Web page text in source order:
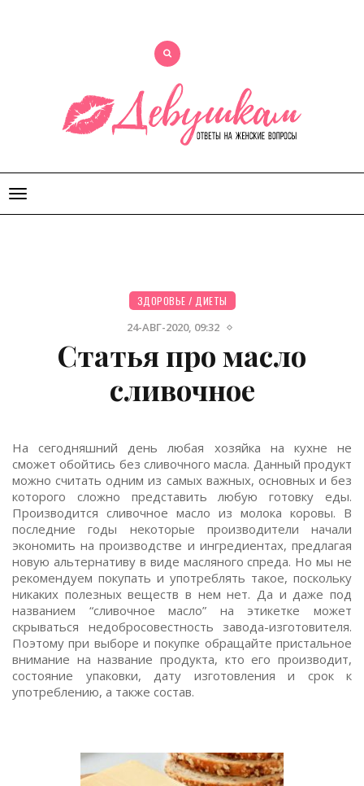
Открыть
меню
ЗДОРОВЬЕ / ДИЕТЫ
24-АВГ-2020, 09:32
Статья про масло
сливочное
На сегодняшний день любая хозяйка на кухне не
сможет обойтись без сливочного масла. Данный продукт
можно считать одним из самых важных, основных и без
которого сложно представить любую готовку еды.
Производится сливочное масло из молока коровы. В
последние годы некоторые производители начали
экономить на производстве и ингредиентах, предлагая
новую альтернативу в виде масляного спреда. Но мы не
рекомендуем покупать и употреблять такое, поскольку
никаких полезных веществ в нем нет. Да и даже под
названием “сливочное масло” на этикетке может
скрываться недобросовестность завода-изготовителя.
Поэтому при выборе и покупке обращайте пристальное
внимание на название продукта, кто его производит,
состояние упаковки, дату изготовления и срок к
употреблению, а также состав.